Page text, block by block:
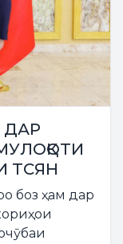
ДАР
ТСЯН
боз ҳам дар